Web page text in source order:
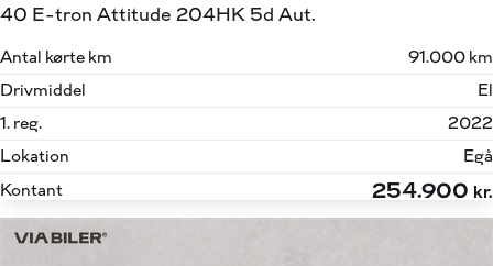
40 E-tron Attitude 204HK 5d Aut.
Antal kørte km
91.000 km
Drivmiddel
El
1. reg.
2022
Lokation
Egå
Kontant
254.900 kr.